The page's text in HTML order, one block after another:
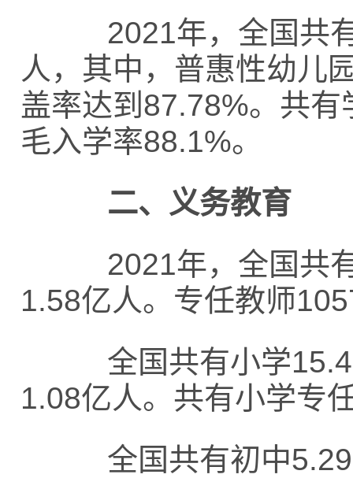
2021年，全国共有
人，其中，普惠性幼儿
盖率达到87.78%。共
毛入学率88.1%。
二、义务教育
2021年，全国共有
1.58亿人。专任教师
全国共有小学15.43
1.08亿人。共有小学专
全国共有初中5.29